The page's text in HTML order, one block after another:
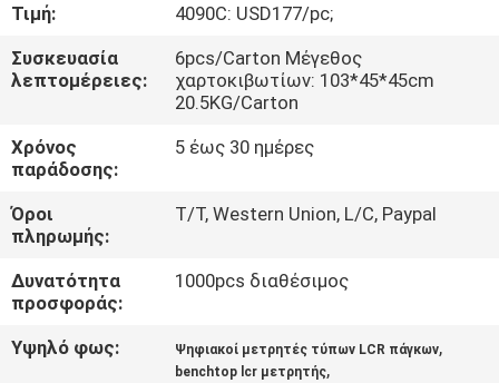
ΜΑΣ
ΕΛΆΤΕ
ΕΠΑΦΉ
ΜΕ
ΕΙΔΉΣΕΙΣ
ΠΕΡΙΠΤΏΣΕΙΣ
Τιμή:
4090C: USD177/pc;
Συσκευασία
λεπτομέρειες:
6pcs/Carton Μέγεθος
χαρτοκιβωτίων: 103*45*45cm
20.5KG/Carton
Χρόνος
παράδοσης:
5 έως 30 ημέρες
Όροι
πληρωμής:
T/T, Western Union, L/C, Paypal
Δυνατότητα
προσφοράς:
1000pcs διαθέσιμος
Υψηλό φως: Ψηφιακοί μετρητές τύπων LCR πάγκων,
benchtop lcr μετρητής,